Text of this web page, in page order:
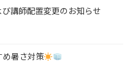
講師配置変更のお知らせ
め暑さ対策